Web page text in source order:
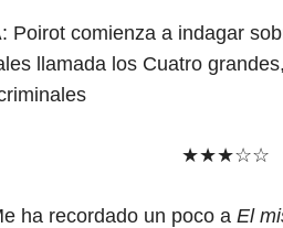
: Poirot comienza a indagar
llamada los Cuatro
★★★☆☆
ha recordado un poco a El